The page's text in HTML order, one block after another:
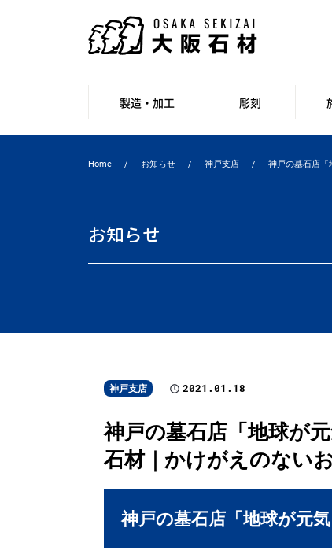
製造・加工 彫刻
Home お知らせ 神戸支店 神戸の墓石店「
お知らせ
神戸支店 2021.01.18
神戸の墓石店「地球が
石材｜かけがえのない
神戸の墓石店「地球が元